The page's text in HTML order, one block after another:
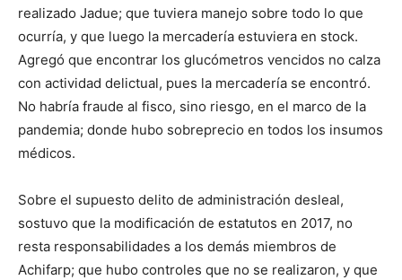
realizado Jadue; que tuviera manejo sobre todo lo que
ocurría, y que luego la mercadería estuviera en stock.
Agregó que encontrar los glucómetros vencidos no calza
con actividad delictual, pues la mercadería se encontró.
No habría fraude al fisco, sino riesgo, en el marco de la
pandemia; donde hubo sobreprecio en todos los insumos
médicos.
Sobre el supuesto delito de administración desleal,
sostuvo que la modificación de estatutos en 2017, no
resta responsabilidades a los demás miembros de
Achifarp; que hubo controles que no se realizaron, y que